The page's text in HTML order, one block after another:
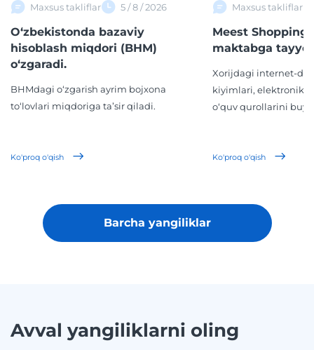
Maxsus takliflar 5 / 8 / 2026
O‘zbekistonda bazaviy
hisoblash miqdori (BHM)
o‘zgaradi.
BHMdagi o‘zgarish ayrim bojxona
to‘lovlari miqdoriga ta’sir qiladi.
Ko'proq o'qish
Maxsus takliflar
Meest Shopping
maktabga
Xorijdagi internet-
kiyimlari, elektronika,
o‘quv qurollarini
Ko'proq o'qish
Barcha yangiliklar
Avval yangiliklarni oling